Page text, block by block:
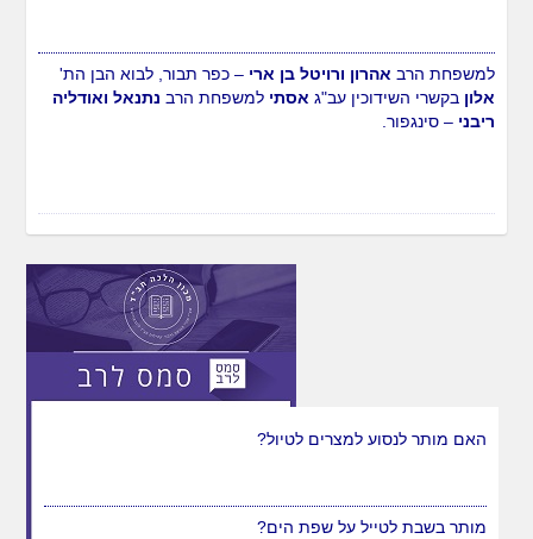
למשפחת הרב אהרון ורויטל בן ארי – כפר תבור, לבוא הבן הת'
אלון בקשרי השידוכין עב"ג אסתי למשפחת הרב נתנאל ואודליה
ריבני – סינגפור.
למשפחת הרביוסי ומיכל לויטין– רמלה, לבוא הבן הת'מנחם
האם מותר לנסוע למצרים לטיול?
מותר בשבת לטייל על שפת הים?